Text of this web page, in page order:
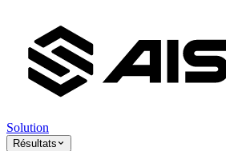
Solution
Résultats